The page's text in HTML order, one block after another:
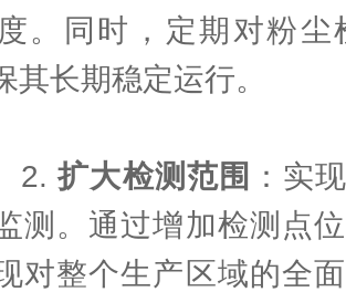
。同时，定期对粉尘
其长期稳定运行。
扩大检测范围 ：实
测。通过增加检测点
对整个生产区域的全